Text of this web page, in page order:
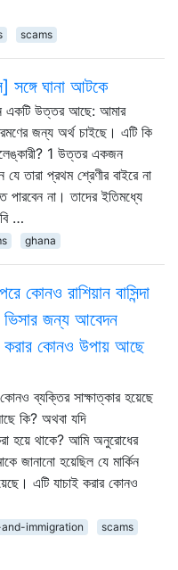
scams
ঘানা আটকে
একটি উত্তর আছে: আমার
জন্য অর্থ চাইছে। এটি কি
1 উত্তর একজন
তারা প্রথম শ্রেণীর বাইরে না
পারবেন না। তাদের ইতিমধ্যে
…
ghana
কোনও রাশিয়ান বাসিন্দা
ভিসার জন্য আবেদন
করার কোনও উপায় আছে
ব্যক্তির সাক্ষাত্কার হয়েছে
কি? অথবা যদি
হয়ে থাকে? আমি অনুরোধের
জানানো হয়েছিল যে মার্কিন
এটি যাচাই করার কোনও
immigration scams